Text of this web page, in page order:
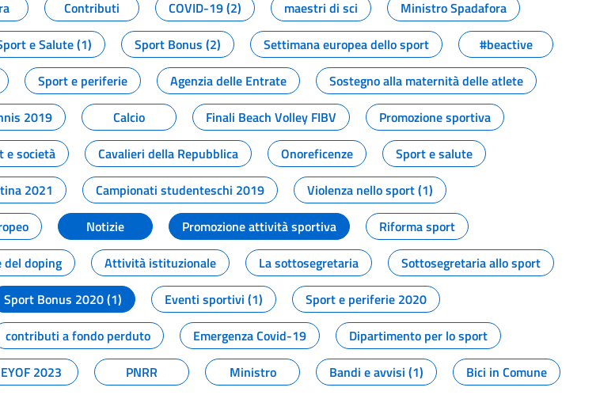
Contributi COVID-19 (2) maestri di sci
Ministro Spadafora
e Salute (1) Sport Bonus (2) Settimana europea dello sport
#beactive
Sport e periferie Agenzia delle Entrate
Sostegno alla maternità delle atlete
2019 Calcio Finali Beach Volley FIBV
Promozione sportiva
e società Cavalieri della Repubblica Onoreficenze
Sport e salute
2021 Campionati studenteschi 2019
Violenza nello sport (1)
Notizie Promozione attività sportiva
Riforma sport
del doping Attività istituzionale La sottosegretaria
Sottosegretaria allo sport
Sport Bonus 2020 (1) Eventi sportivi (1)
Sport e periferie 2020
contributi a fondo perduto Emergenza Covid-19
Dipartimento per lo sport
EYOF 2023 PNRR Ministro Bandi e avvisi (1) Bici in Comune